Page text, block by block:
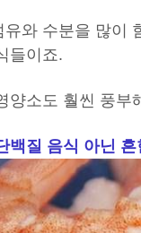
유와 수분을 많이
들이죠.
양소도 훨씬 풍부
백질 음식 아닌